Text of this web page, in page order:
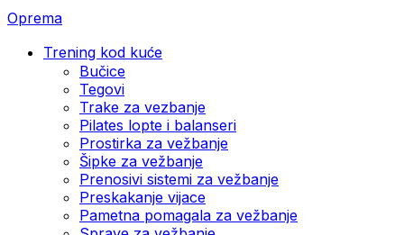
Oprema
Trening kod kuće
Bučice
Tegovi
Trake za vezbanje
Pilates lopte i balanseri
Prostirka za vežbanje
Šipke za vežbanje
Prenosivi sistemi za vežbanje
Preskakanje vijace
Pametna pomagala za vežbanje